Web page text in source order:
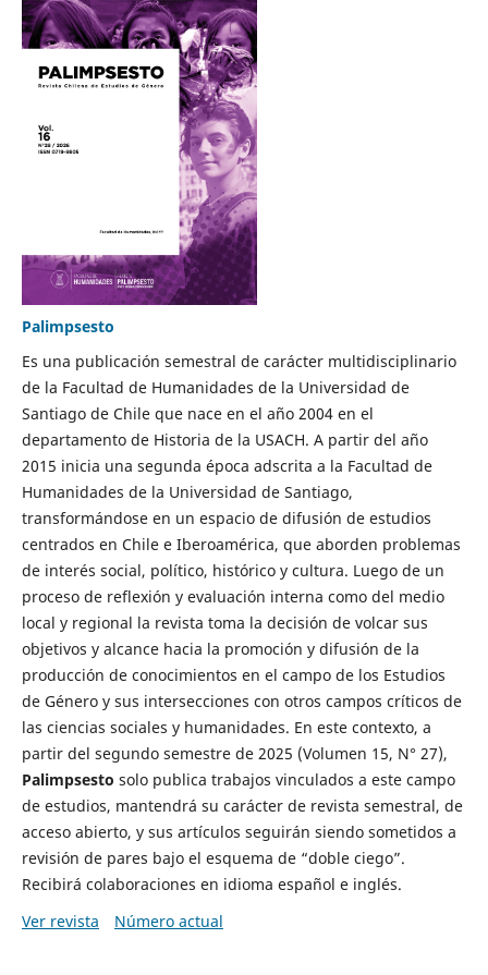
Palimpsesto
Es una publicación semestral de carácter multidisciplinario
de la Facultad de Humanidades de la Universidad de
Santiago de Chile que nace en el año 2004 en el
departamento de Historia de la USACH. A partir del año
2015 inicia una segunda época adscrita a la Facultad de
Humanidades de la Universidad de Santiago,
transformándose en un espacio de difusión de estudios
centrados en Chile e Iberoamérica, que aborden problemas
de interés social, político, histórico y cultura. Luego de un
proceso de reflexión y evaluación interna como del medio
local y regional la revista toma la decisión de volcar sus
objetivos y alcance hacia la promoción y difusión de la
producción de conocimientos en el campo de los Estudios
de Género y sus intersecciones con otros campos críticos de
las ciencias sociales y humanidades. En este contexto, a
partir del segundo semestre de 2025 (Volumen 15, N° 27),
Palimpsesto solo publica trabajos vinculados a este campo
de estudios, mantendrá su carácter de revista semestral, de
acceso abierto, y sus artículos seguirán siendo sometidos a
revisión de pares bajo el esquema de “doble ciego”.
Recibirá colaboraciones en idioma español e inglés.
Ver revista
Número actual